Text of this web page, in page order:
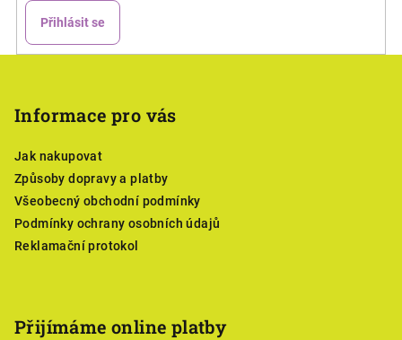
Přihlásit se
Informace pro vás
Jak nakupovat
Způsoby dopravy a platby
Všeobecný obchodní podmínky
Podmínky ochrany osobních údajů
Reklamační protokol
Přijímáme online platby